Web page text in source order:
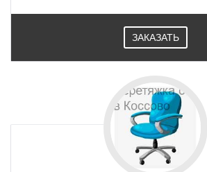
ЗАКАЗАТЬ